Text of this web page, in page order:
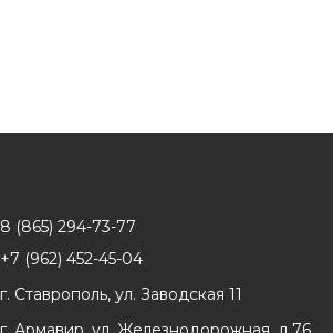
8 (865) 294-73-77
+7 (962) 452-45-04
г. Ставрополь, ул. Заводская 11